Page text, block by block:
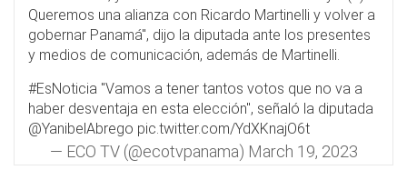
Queremos una alianza con Ricardo Martinelli y volver a
gobernar Panamá", dijo la diputada ante los presentes
y medios de comunicación, además de Martinelli.
#EsNoticia "Vamos a tener tantos votos que no va a
haber desventaja en esta elección", señaló la diputada
@YanibelAbrego pic.twitter.com/YdXKnajO6t
— ECO TV (@ecotvpanama) March 19, 2023